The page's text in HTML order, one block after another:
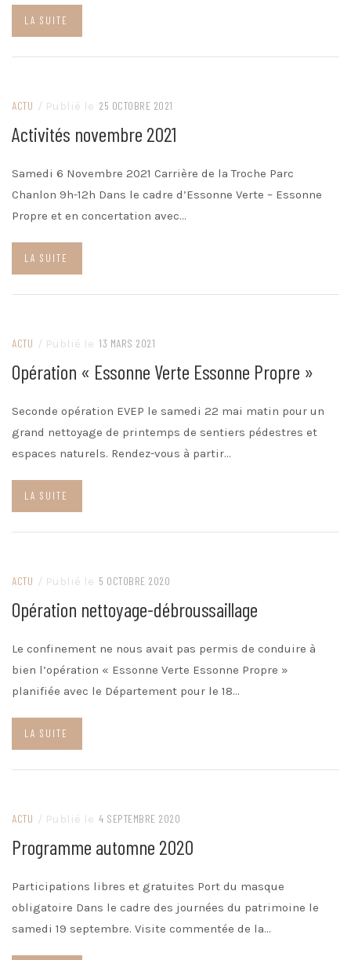
LA SUITE
ACTU / Publié le 25 OCTOBRE 2021
Activités novembre 2021
Samedi 6 Novembre 2021 Carrière de la Troche Parc
Chanlon 9h-12h Dans le cadre d’Essonne Verte – Essonne
Propre et en concertation avec…
LA SUITE
ACTU / Publié le 13 MARS 2021
Opération « Essonne Verte Essonne Propre »
Seconde opération EVEP le samedi 22 mai matin pour un
grand nettoyage de printemps de sentiers pédestres et
espaces naturels. Rendez-vous à partir…
LA SUITE
ACTU / Publié le 5 OCTOBRE 2020
Opération nettoyage-débroussaillage
Le confinement ne nous avait pas permis de conduire à
bien l’opération « Essonne Verte Essonne Propre »
planifiée avec le Département pour le 18…
LA SUITE
ACTU / Publié le 4 SEPTEMBRE 2020
Programme automne 2020
Participations libres et gratuites Port du masque
obligatoire Dans le cadre des journées du patrimoine le
samedi 19 septembre. Visite commentée de la…